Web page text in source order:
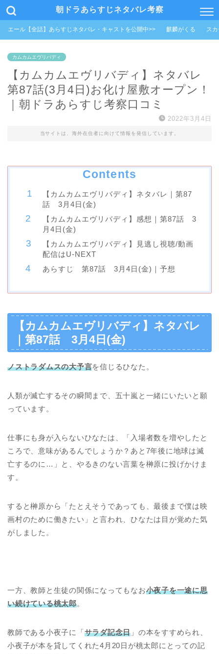
朝ドラあらすじネタバレ考察
エール【全話】あらすじネタバレ・キャストを公開中>> 麒麟がくる ス
カムカムエヴリバディ
【カムカムエヴリバディ】ネタバレ
第87話(3月4日)お化け屋敷オープン！
｜朝ドラあらすじ考察口コミ
2022年3月4日
当サイトは、海外在住者に向けて情報を発信しています。
Contents
【カムカムエヴリバディ】ネタバレ｜第87
話 3月4日(金)
【カムカムエヴリバディ】感想｜第87話 3
月4日(金)
【カムカムエヴリバディ】見逃し視聴/動画
配信はU-NEXT
あらすじ 第87話 3月4日(金)｜予想
【カムカムエヴリバディ】ネタバレ
｜第87話 3月4日(金)
ノストラダムスの大予言を信じるひなた。
人類が滅亡するその瞬間まで、五十嵐と一緒にいたいと願
っています。
仕事にも身が入らないひなたは、「入場者数を増やしたと
ころで、意味があるんでしょうか？あと7年後に地球は滅
亡するのに…」と、やるきのない言葉を榊原に投げかけま
す。
すると榊原から「たとえそうであっても、最後まで僕は映
画村のために働きたい」と言われ、ひなたは目が覚めた気
がしました。
一方、教師と生徒の関係になってもなお小夜子を一途に思
い続けている桃太郎。
教師である小夜子に「サラダ記念日 」の本をすすめられ、
小夜子が本を貸してくれた4月20日が桃太郎にとっての記